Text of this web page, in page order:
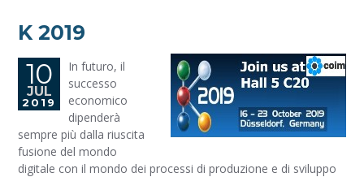
K 2019
10
JUL
2019
In futuro, il
successo
economico
dipenderà
sempre più dalla riuscita
fusione del mondo
digitale con il mondo dei processi di produzione e di sviluppo